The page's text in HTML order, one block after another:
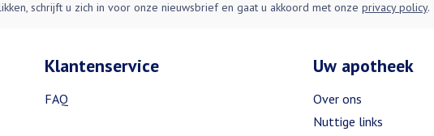
schrijft u zich in voor onze nieuwsbrief en gaat u akkoord met onze privacy policy.
Klantenservice
FAQ
Uw apotheek
Over ons
Nuttige links